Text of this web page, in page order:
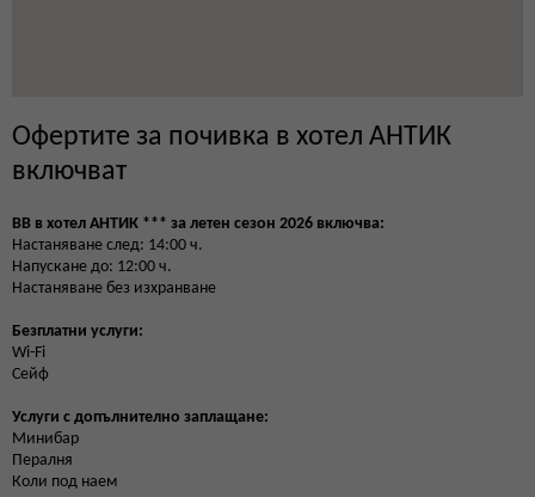
Офертите за почивка в хотел АНТИК
включват
BB в хотел АНТИК *** за летен сезон 2026 включва:
Настаняване след: 14:00 ч.
Напускане до: 12:00 ч.
Настаняване без изхранване
Безплатни услуги:
Wi-Fi
Сейф
Услуги с допълнително заплащане:
Минибар
Пералня
Коли под наем